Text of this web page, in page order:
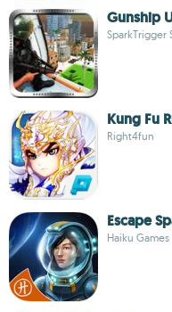
Gunship
SparkTrigger
Kung Fu
Right4fun
Escape
Haiku Games